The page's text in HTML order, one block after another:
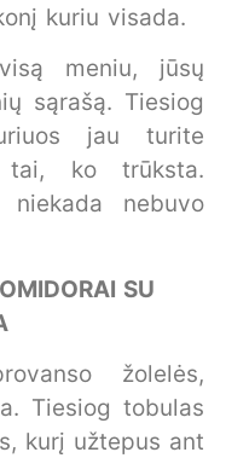
kuriu visada.
meniu, jūsų
sąrašą. Tiesiog
jau turite
tai, ko trūksta.
niekada nebuvo
SU
žolelės,
Tiesiog tobulas
kurį užtepus ant